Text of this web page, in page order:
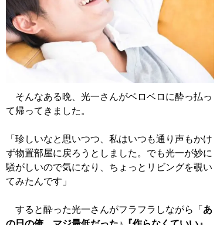
そんなある晩、光一さんがベロベロに酔っ払っ
て帰ってきました。
「珍しいなと思いつつ、私はいつも通り声もかけ
ず物置部屋に戻ろうとしました。でも光一が妙に
騒がしいので気になり、ちょっとリビングを覗い
てみたんです」
すると酔った光一さんがフラフラしながら「 あ